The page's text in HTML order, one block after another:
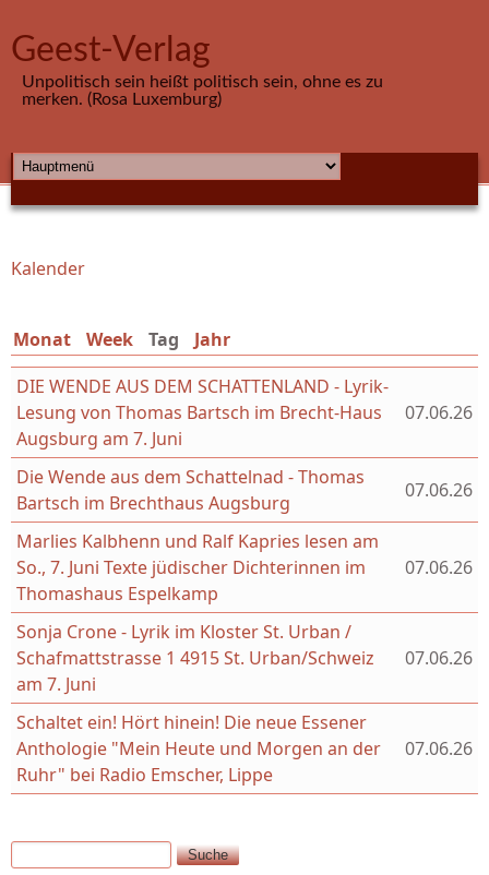
Geest-Verlag
Unpolitisch sein heißt politisch sein, ohne es zu
merken. (Rosa Luxemburg)
HAUPTMENÜ
Sie sind hier
Kalender
Monat Week Tag (aktiver Reiter)
Jahr
DIE WENDE AUS DEM SCHATTENLAND - Lyrik-
Lesung von Thomas Bartsch im Brecht-Haus
Augsburg am 7. Juni
07.06.26
Die Wende aus dem Schattelnad - Thomas
Bartsch im Brechthaus Augsburg
07.06.26
Marlies Kalbhenn und Ralf Kapries lesen am
So., 7. Juni Texte jüdischer Dichterinnen im
Thomashaus Espelkamp
07.06.26
Sonja Crone - Lyrik im Kloster St. Urban /
Schafmattstrasse 1 4915 St. Urban/Schweiz
am 7. Juni
07.06.26
Schaltet ein! Hört hinein! Die neue Essener
Anthologie "Mein Heute und Morgen an der
Ruhr" bei Radio Emscher, Lippe
07.06.26
Suchformular
Suche